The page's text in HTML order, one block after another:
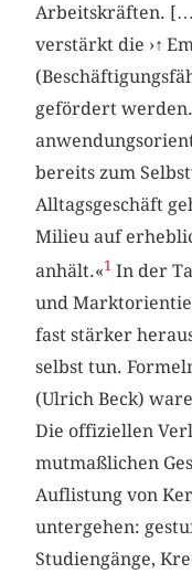
Arbeitskräften.
verstärkt die ›↑
gefördert
bereits zum
Alltagsgeschäft
Milieu auf
anhält.«1 In der
und
fast stärker
selbst tun.
(Ulrich Beck)
Die offiziellen
mutmaßlichen
Auflistung von
untergehen:
Studiengänge,